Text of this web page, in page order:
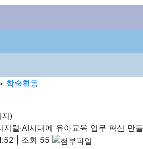
학술활동
)
털·AI시대에 유아교육 업무 혁신 만
조회 55